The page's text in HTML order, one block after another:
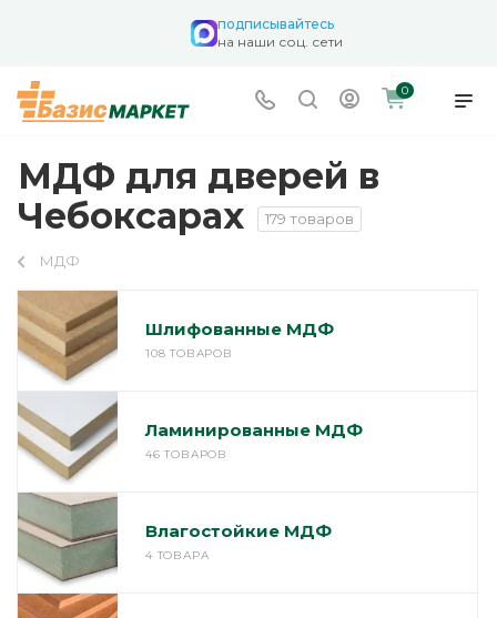
подписывайтесь
на наши соц. сети
0
МДФ для дверей в
Чебоксарах
179 товаров
МДФ
Шлифованные МДФ
108 ТОВАРОВ
Ламинированные МДФ
46 ТОВАРОВ
Влагостойкие МДФ
4 ТОВАРА